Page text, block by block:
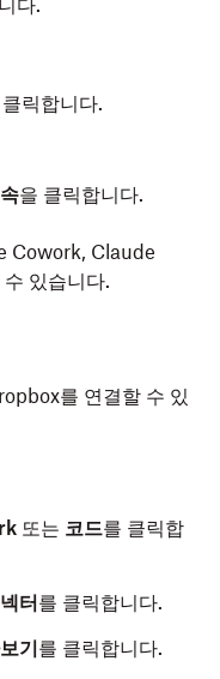
다.
릭합니다.
을 클릭합니다.
Cowork, Claude
있습니다.
를 연결할 수 있
또는 코드를 클릭합
터를 클릭합니다.
기를 클릭합니다.